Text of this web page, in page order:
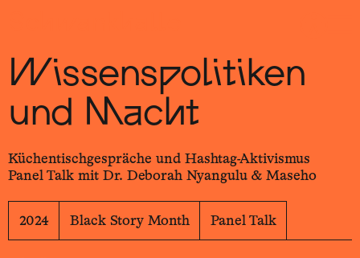
Wissens­politiken
und Macht
Küchentisch­gespräche und Hashtag-­Aktivismus
Panel Talk mit Dr. Deborah Nyangulu & Maseho
2024 Black Story Month Panel Talk